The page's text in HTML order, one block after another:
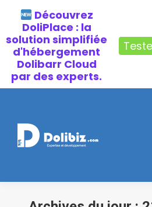
Découvrez
DoliPlace : la
solution simplifiée
d'hébergement
Dolibarr Cloud
par des experts.